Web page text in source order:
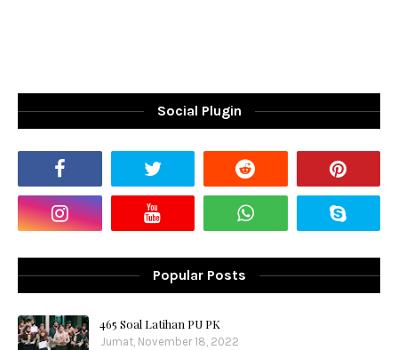
Social Plugin
Popular Posts
465 Soal Latihan PU PK
Jumat, November 18, 2022